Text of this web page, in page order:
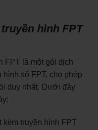
hình FPT
FPT là một gói dịch
số FPT, cho phép
duy nhất. Dưới đây
truyền hình FPT